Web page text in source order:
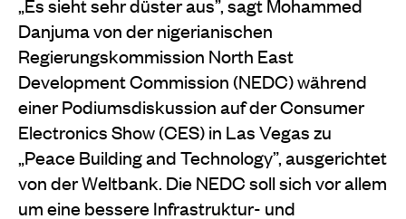
Danjuma von der nigerianischen
Regierungskommission North East
Development Commission (NEDC) während
einer Podiumsdiskussion auf der Consumer
Electronics Show (CES) in Las Vegas zu
„Peace Building and Technology”, ausgerichtet
von der Weltbank. Die NEDC soll sich vor allem
um eine bessere Infrastruktur- und